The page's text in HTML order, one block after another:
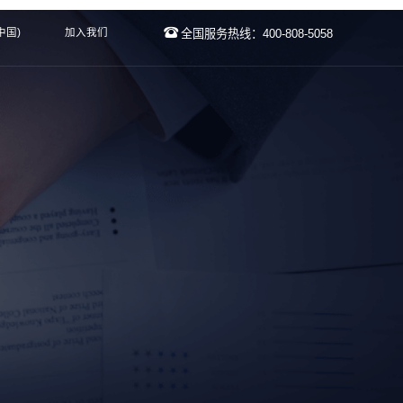
国) 加入我们 全国服务热线：400-808-5058